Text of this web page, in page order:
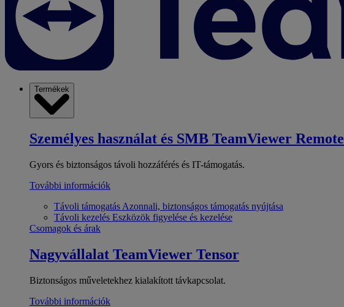
Termékek
Személyes használat és SMB TeamViewer Remote
Gyors és biztonságos távoli hozzáférés és IT-támogatás.
További információk
Távoli támogatás Azonnali, biztonságos támogatás nyújtása
Távoli kezelés Eszközök figyelése és kezelése
Csomagok és árak
Nagyvállalat TeamViewer Tensor
Biztonságos műveletekhez kialakított távkapcsolat.
További információk